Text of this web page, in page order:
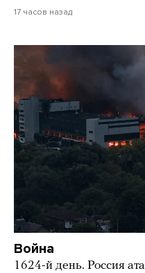
17 часов назад
Война
1624-й день. Россия